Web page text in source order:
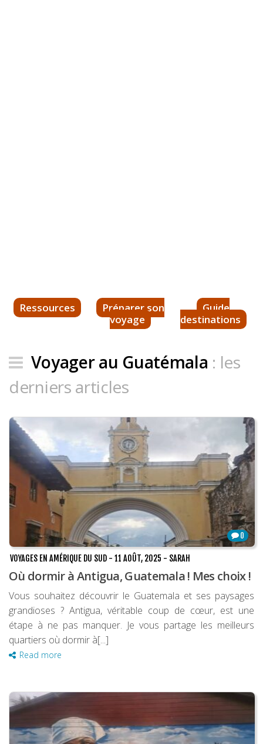
Ressources
Préparer son
voyage
Guide
destinations
Voyager au Guatémala : les
derniers articles
0
VOYAGES EN AMÉRIQUE DU SUD - 11 AOÛT, 2025 - SARAH
Où dormir à Antigua, Guatemala ! Mes choix !
Vous souhaitez découvrir le Guatemala et ses paysages
grandioses ? Antigua, véritable coup de cœur, est une
étape à ne pas manquer. Je vous partage les meilleurs
quartiers où dormir à[...]
Read more